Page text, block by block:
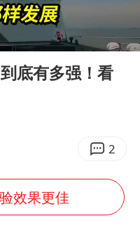
次公开道歉
41岁女子为鼓励女儿考上985研究生
填词人黎彼得去世
项人事调整
“银行午休1.5小时”留个窗口行不行
谷歌首席科学家Jeff Dean离职创业
22岁女生南太行山失联已超十天
08:28
底有多强！看
2
效果更佳